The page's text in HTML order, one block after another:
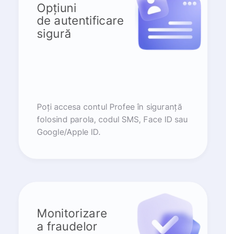
Opțiuni
de autentificare
sigură
Poți accesa contul Profee în siguranță
folosind parola, codul SMS, Face ID sau
Google/Apple ID.
Monitorizare
a fraudelor